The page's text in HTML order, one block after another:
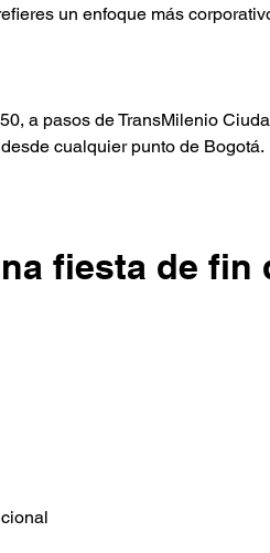
un enfoque más
a pasos de TransMilenio
cualquier punto de Bogotá.
fiesta de